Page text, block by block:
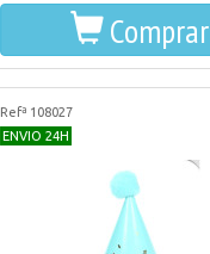
Comprar
Refª 108027
ENVIO 24H